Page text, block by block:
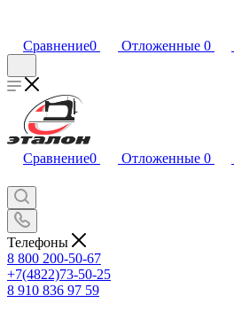
Сравнение0 Отложенные 0
Сравнение0 Отложенные 0
Телефоны
8 800 200-50-67
+7(4822)73-50-25
8 910 836 97 59